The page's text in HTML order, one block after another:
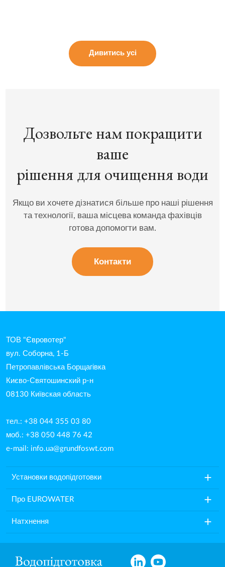
Дивитись усі
Дозвольте нам покращити
ваше
рішення для очищення води
Якщо ви хочете дізнатися більше про наші рішення
та технології, ваша місцева команда фахівців
готова допомогти вам.
Контакти
ТОВ "Євровотер"
вул. Соборна, 1-Б
Петропавлівська Борщагівка
Києво-Святошинский р-н
08130 Київская область
тел.: +38 044 355 03 80
моб.: +38 050 448 76 42
e-mail: info.ua@grundfoswt.com
Установки водопідготовки add
Про EUROWATER add
Натхнення add